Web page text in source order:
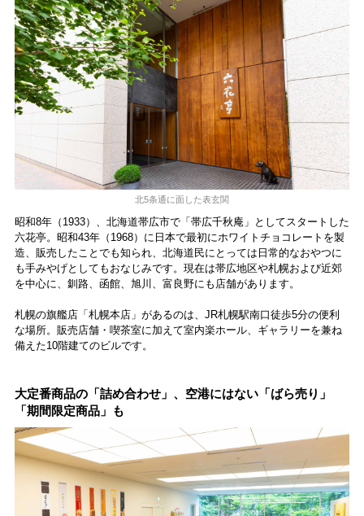
北5条通に面した表玄関
昭和8年（1933）、北海道帯広市で「帯広千秋庵」としてスタートした
六花亭。昭和43年（1968）に日本で最初にホワイトチョコレートを製
造、販売したことでも知られ、北海道民にとっては日常的なおやつに
も手みやげとしてもおなじみです。現在は帯広地区や札幌および近郊
を中心に、釧路、函館、旭川、富良野にも店舗があります。
札幌の旗艦店「札幌本店」があるのは、JR札幌駅南口徒歩5分の便利
な場所。販売店舗・喫茶室に加えて室内楽ホール、ギャラリーを兼ね
備えた10階建てのビルです。
大定番商品の「詰め合わせ」、空港にはない「ばら売り」
「期間限定商品」も